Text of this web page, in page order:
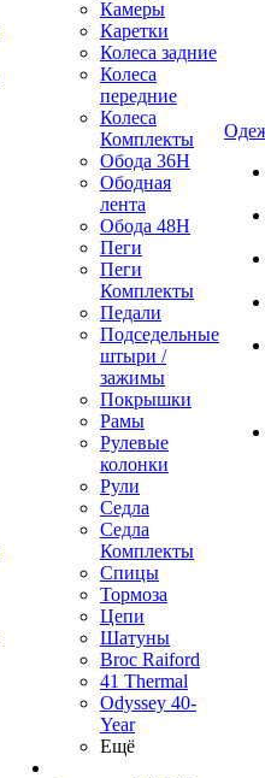
Камеры
Каретки
Колеса задние
Колеса
передние
Колеса
Комплекты
Обода 36H
Ободная
лента
Обода 48H
Пеги
Пеги
Комплекты
Педали
Подседельные
штыри /
зажимы
Покрышки
Рамы
Рулевые
колонки
Рули
Седла
Седла
Комплекты
Спицы
Тормоза
Цепи
Шатуны
Broc Raiford
41 Thermal
Odyssey 40-
Year
Ещё